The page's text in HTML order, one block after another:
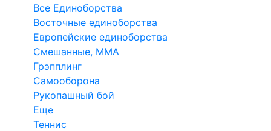
Все Единоборства
Восточные единоборства
Европейские единоборства
Смешанные, ММА
Грэпплинг
Самооборона
Рукопашный бой
Еще
Теннис